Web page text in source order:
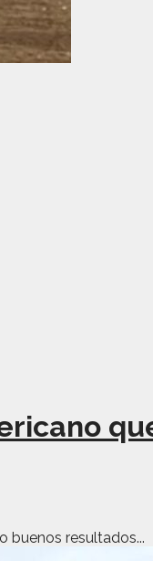
buenos resultados...